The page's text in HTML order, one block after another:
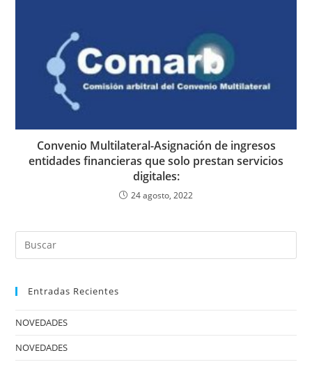
Convenio Multilateral-Asignación de ingresos
entidades financieras que solo prestan servicios
digitales:
24 agosto, 2022
Entradas Recientes
NOVEDADES
NOVEDADES